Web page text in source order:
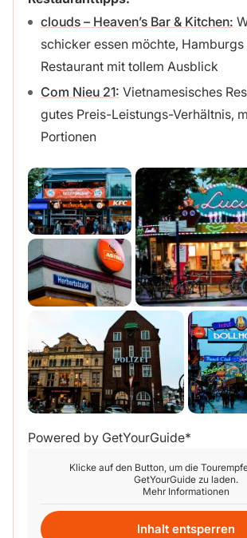
clouds – Heaven’s Bar & Kitchen:
schicker essen möchte, Hamburgs
Restaurant mit tollem Ausblick
Com Nieu 21: Vietnamesisches
gutes Preis-Leistungs-Verhältnis,
Portionen
Powered by GetYourGuide
Klicke auf den Button, um die
GetYourGuide zu laden.
Mehr Informationen
Inhalt entsperren